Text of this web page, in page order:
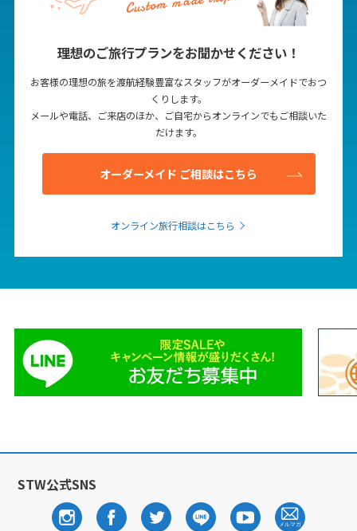
理想のご旅行プランをお聞かせください！
お客様の理想の旅を渡航経験豊富なスタッフがオーダーメイドでおつ
くりします。
メールや電話、ご来店のほか、ご自宅からオンラインでもご相談いた
だけます。
オーダーメイド ご相談はこちら
オンライン旅行相談はこちら
STW公式SNS